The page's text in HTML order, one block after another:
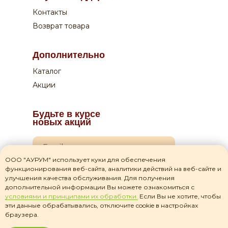
ООО "АУРУМ" использует куки для обеспечения
функционирования веб-сайта, аналитики действий на веб-сайте и
улучшения качества обслуживания. Для получения
дополнительной информации Вы можете ознакомиться с
условиями и принципами их обработки. Если Вы не хотите, чтобы
эти данные обрабатывались, отключите cookie в настройках
браузера.
Контакты
Возврат товара
Будьте в курсе
новых акций
Дополнительно
Каталог
Акции
Я даю согласие наобработку своих персональных данных
конфиденциальности и принимаю его